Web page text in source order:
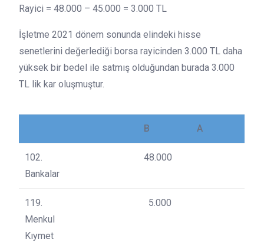
Rayici = 48.000 – 45.000 = 3.000 TL
İşletme 2021 dönem sonunda elindeki hisse
senetlerini değerlediği borsa rayicinden 3.000 TL daha
yüksek bir bedel ile satmış olduğundan burada 3.000
TL lik kar oluşmuştur.
B A
102.
Bankalar
48.000
119.
Menkul
Kıymet
5.000